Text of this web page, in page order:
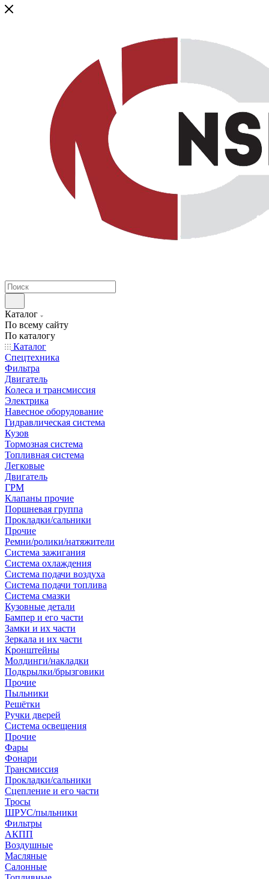
Каталог
По всему сайту
По каталогу
Каталог
Спецтехника
Фильтра
Двигатель
Колеса и трансмиссия
Электрика
Навесное оборудование
Гидравлическая система
Кузов
Тормозная система
Топливная система
Легковые
Двигатель
ГРМ
Клапаны прочие
Поршневая группа
Прокладки/сальники
Прочие
Ремни/ролики/натяжители
Система зажигания
Система охлаждения
Система подачи воздуха
Система подачи топлива
Система смазки
Кузовные детали
Бампер и его части
Замки и их части
Зеркала и их части
Кронштейны
Молдинги/накладки
Подкрылки/брызговики
Прочие
Пыльники
Решётки
Ручки дверей
Система освещения
Прочие
Фары
Фонари
Трансмиссия
Прокладки/сальники
Сцепление и его части
Тросы
ШРУС/пыльники
Фильтры
АКПП
Воздушные
Масляные
Салонные